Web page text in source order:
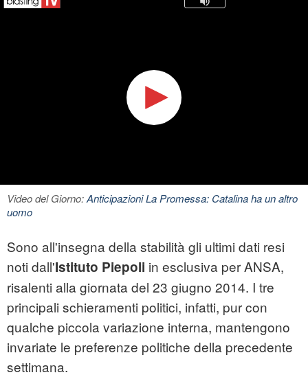
Video del Giorno:Anticipazioni La Promessa: Catalina ha un altro
uomo
Sono all'insegna della stabilità gli ultimi dati resi
noti dall'Istituto Piepoli in esclusiva per ANSA,
risalenti alla giornata del 23 giugno 2014. I tre
principali schieramenti politici, infatti, pur con
qualche piccola variazione interna, mantengono
invariate le preferenze politiche della precedente
settimana.